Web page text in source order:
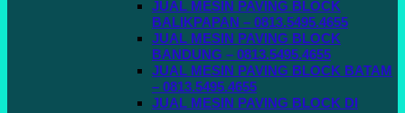
JUAL MESIN PAVING BLOCK
BALIKPAPAN – 0813.5495.4655
JUAL MESIN PAVING BLOCK
BANDUNG – 0813.5495.4655
JUAL MESIN PAVING BLOCK BATAM
– 0813.5495.4655
JUAL MESIN PAVING BLOCK DI